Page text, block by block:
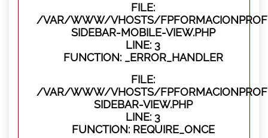
FILE:
/VAR/WWW/VHOSTS/
SIDEBAR-MOBILE-VIEW.PHP
LINE: 3
FUNCTION: _ERROR_HANDLER
FILE:
/VAR/WWW/VHOSTS/
SIDEBAR-VIEW.PHP
LINE: 3
FUNCTION: REQUIRE_ONCE